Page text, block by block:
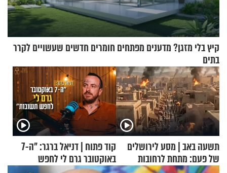
קיץ בלי מזגן? מדענים מפתחים חומרים חדשים שעשויים לקרר
בתים
תשעה באב | מסע לירושלים
של פעם: מתחת לרחובות
קוד פתוח | דניאל ברגר: "ה-7
באוקטובר גרם לי לחפש